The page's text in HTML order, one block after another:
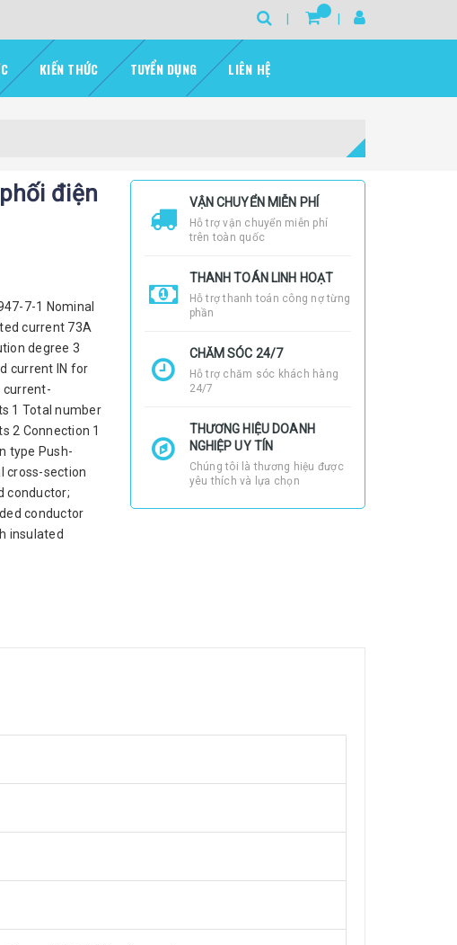
KIẾN THỨC TUYỂN DỤNG LIÊN HỆ
điện
7-1 Nominal
current 73A
degree 3
current IN for
current-
1 Total number
2 Connection 1
type Push-
cross-section
conductor;
conductor
insulated
VẬN CHUYỂN MIỄN PHÍ
Hỗ trợ vận chuyển miễn phí
trên toàn quốc
THANH TOÁN LINH HOẠT
Hỗ trợ thanh toán công nợ từng
phần
CHĂM SÓC 24/7
Hỗ trợ chăm sóc khách hàng
24/7
THƯƠNG HIỆU DOANH
NGHIỆP UY TÍN
Chúng tôi là thương hiệu được
yêu thích và lựa chọn